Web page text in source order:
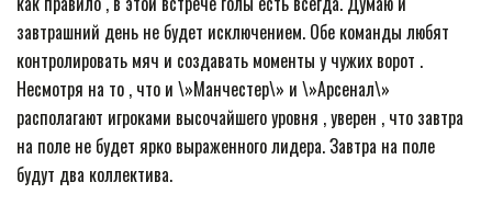
завтрашний день не будет исключением. Обе команды любят
контролировать мяч и создавать моменты у чужих ворот .
Несмотря на то , что и \»Манчестер\» и \»Арсенал\»
располагают игроками высочайшего уровня , уверен , что завтра
на поле не будет ярко выраженного лидера. Завтра на поле
будут два коллектива.